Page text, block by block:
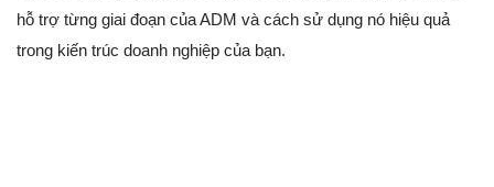
hỗ trợ từng giai đoạn của ADM và cách sử dụng nó hiệu quả
trong kiến trúc doanh nghiệp của bạn.